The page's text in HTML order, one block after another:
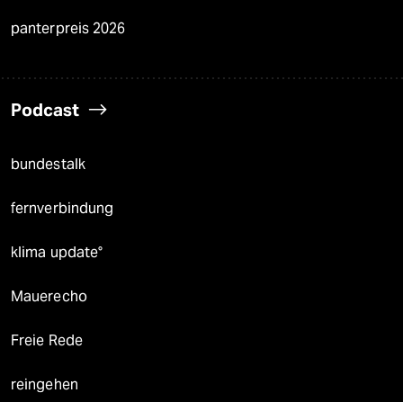
panterpreis 2026
Podcast
bundestalk
fernverbindung
klima update°
Mauerecho
Freie Rede
reingehen